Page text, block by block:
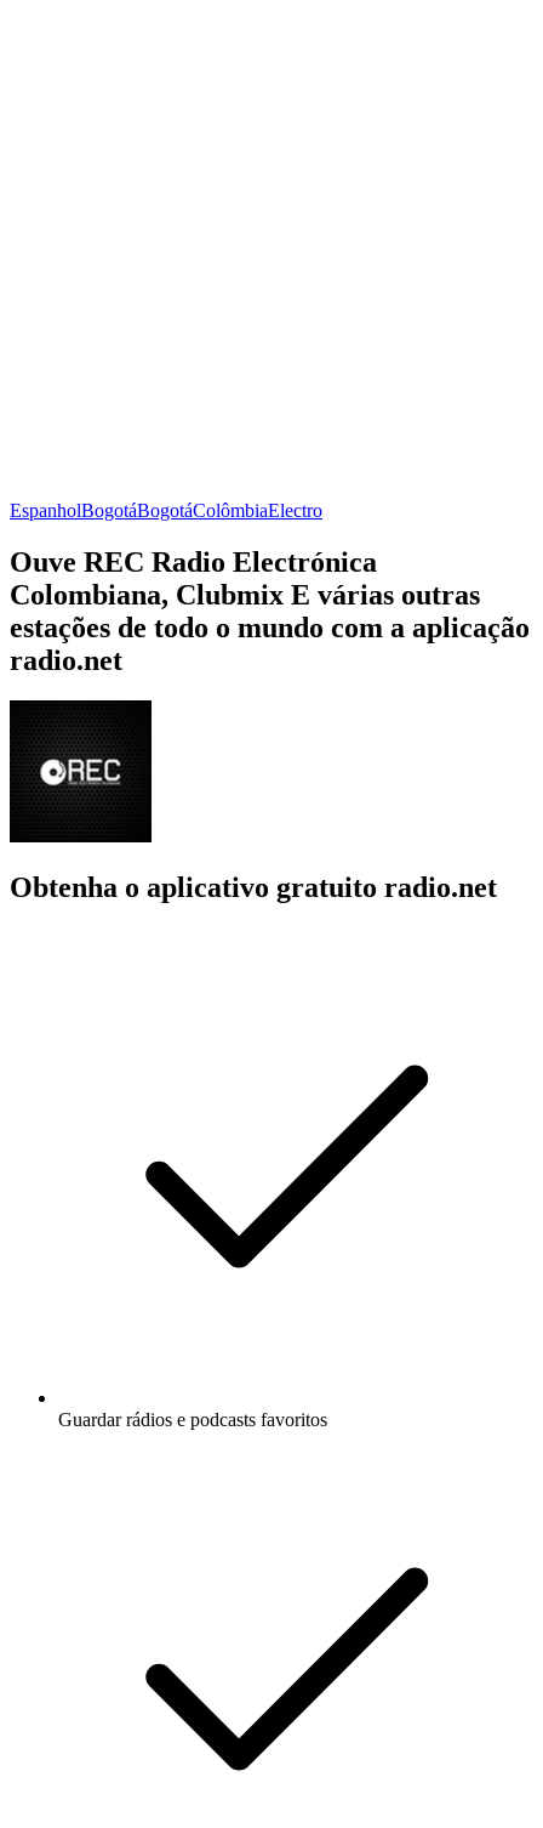
EspanholBogotáBogotáColômbiaElectro
Ouve REC Radio Electrónica
Colombiana, Clubmix E várias outras
estações de todo o mundo com a aplicação
radio.net
Obtenha o aplicativo gratuito radio.net
Guardar rádios e podcasts favoritos